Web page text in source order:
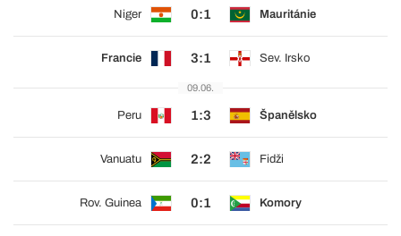
Niger 0:1 Mauritánie
Francie 3:1 Sev. Irsko
09.06.
Peru 1:3 Španělsko
Vanuatu 2:2 Fidži
Rov. Guinea 0:1 Komory